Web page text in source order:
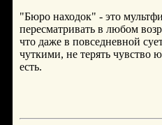
"Бюро находок" - это
пересматривать в любом
что даже в повседневной
чуткими, не терять чувство
есть.